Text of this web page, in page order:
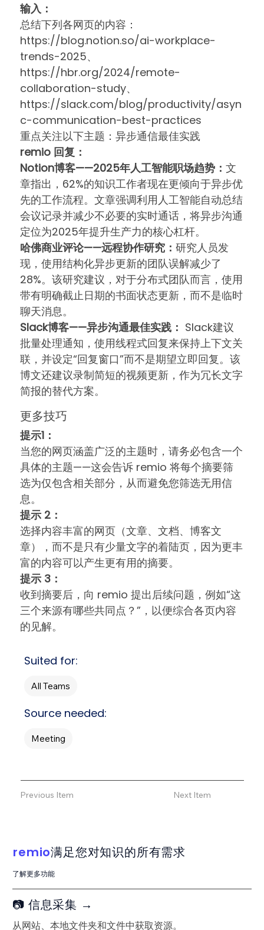
输入：
总结下列各网页的内容：
https://blog.notion.so/ai-workplace-
trends-2025、
https://hbr.org/2024/remote-
collaboration-study、
https://slack.com/blog/productivity/asyn
c-communication-best-practices
重点关注以下主题：异步通信最佳实践
remio 回复：
Notion博客——2025年人工智能职场趋势：文
章指出，62%的知识工作者现在更倾向于异步优
先的工作流程。文章强调利用人工智能自动总结
会议记录并减少不必要的实时通话，将异步沟通
定位为2025年提升生产力的核心杠杆。
哈佛商业评论——远程协作研究：研究人员发
现，使用结构化异步更新的团队误解减少了
28%。该研究建议，对于分布式团队而言，使用
带有明确截止日期的书面状态更新，而不是临时
聊天消息。
Slack博客——异步沟通最佳实践： Slack建议
批量处理通知，使用线程式回复来保持上下文关
联，并设定“回复窗口”而不是期望立即回复。该
博文还建议录制简短的视频更新，作为冗长文字
简报的替代方案。
提示1：
当您的网页涵盖广泛的主题时，请务必包含一个
具体的主题——这会告诉 remio 将每个摘要筛
选为仅包含相关部分，从而避免您筛选无用信
息。
提示 2：
选择内容丰富的网页（文章、文档、博客文
章），而不是只有少量文字的着陆页，因为更丰
富的内容可以产生更有用的摘要。
提示 3：
收到摘要后，向 remio 提出后续问题，例如“这
三个来源有哪些共同点？”，以便综合各页内容
的见解。
更多技巧
Suited for:
All Teams
Source needed:
Meeting
Previous Item Next Item
remio满足您对知识的所有需求
了解更多功能
📷 信息采集 →
从网站、本地文件夹和文件中获取资源。